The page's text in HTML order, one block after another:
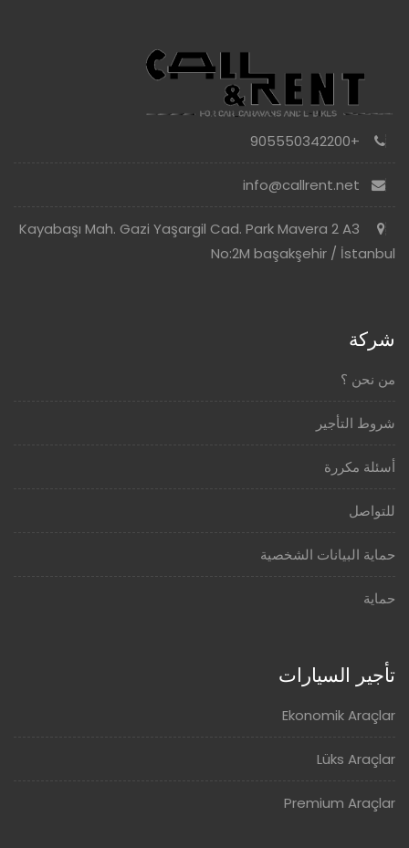
+905550342200
Kayabaşı Mah. Gazi Yaşargil Cad. Park Mavera 2 A3
No:2M başakşehir / İstanbul
شركة
من نحن ؟
شروط التأجير
أسئلة مكررة
للتواصل
حماية البيانات الشخصية
حماية
تأجير السيارات
Ekonomik Araçlar
Lüks Araçlar
Premium Araçlar